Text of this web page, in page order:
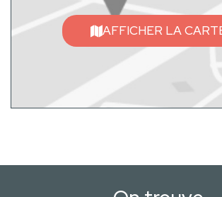
AFFICHER LA